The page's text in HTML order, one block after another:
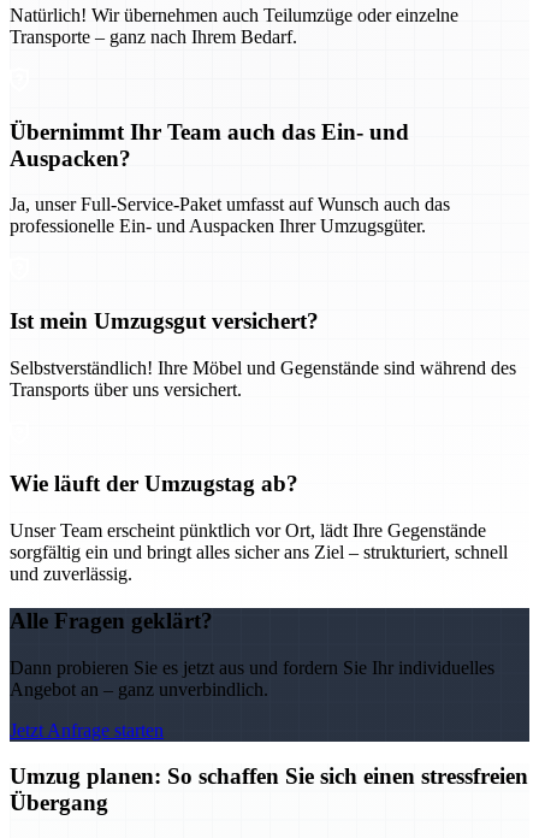
Natürlich! Wir übernehmen auch Teilumzüge oder einzelne
Transporte – ganz nach Ihrem Bedarf.
Übernimmt Ihr Team auch das Ein- und
Auspacken?
Ja, unser Full-Service-Paket umfasst auf Wunsch auch das
professionelle Ein- und Auspacken Ihrer Umzugsgüter.
Ist mein Umzugsgut versichert?
Selbstverständlich! Ihre Möbel und Gegenstände sind während des
Transports über uns versichert.
Wie läuft der Umzugstag ab?
Unser Team erscheint pünktlich vor Ort, lädt Ihre Gegenstände
sorgfältig ein und bringt alles sicher ans Ziel – strukturiert, schnell
und zuverlässig.
Alle Fragen geklärt?
Dann probieren Sie es jetzt aus und fordern Sie Ihr individuelles
Angebot an – ganz unverbindlich.
Jetzt Anfrage starten
Umzug planen: So schaffen Sie sich einen stressfreien
Übergang